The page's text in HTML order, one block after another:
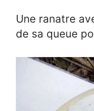
Une ranatre
de sa queue